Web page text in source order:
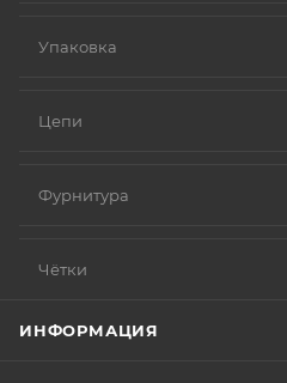
Упаковка
Цепи
Фурнитура
Чётки
ИНФОРМАЦИЯ